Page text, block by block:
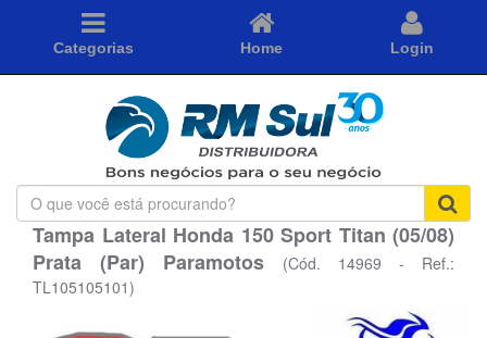
Categorias Home Login
O
que
você
está
procurando?
Tampa Lateral Honda 150 Sport Titan (05/08)
Prata (Par) Paramotos
(Cód. 14969 - Ref.:
TL105105101)